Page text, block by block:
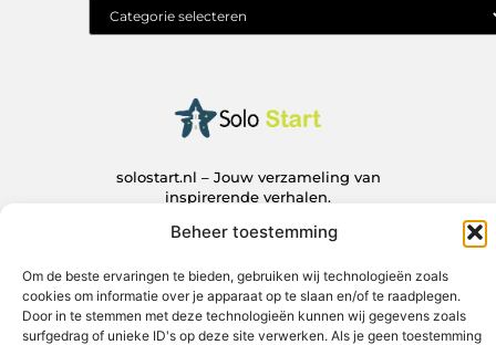
Beheer toestemming
Om de beste ervaringen te bieden, gebruiken wij technologieën zoals
cookies om informatie over je apparaat op te slaan en/of te raadplegen.
Door in te stemmen met deze technologieën kunnen wij gegevens zoals
surfgedrag of unieke ID's op deze site verwerken. Als je geen toestemming
solostart.nl – Jouw verzameling van
inspirerende verhalen.
maakt.